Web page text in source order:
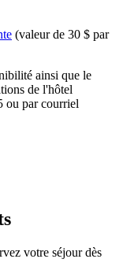
(valeur de 30 $ par
ainsi que le
de l'hôtel
ou par courriel
votre séjour dès